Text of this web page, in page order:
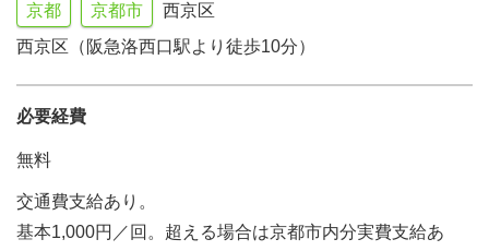
京都 京都市
西京区
西京区（阪急洛西口駅より徒歩10分）
必要経費
無料
交通費支給あり。
基本1,000円／回。超える場合は京都市内分実費支給あ